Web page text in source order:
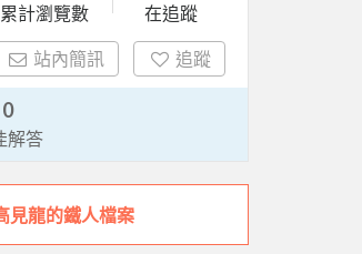
累計瀏覽數
在追蹤
站內簡訊 追蹤
0
解答
見龍的鐵人檔案